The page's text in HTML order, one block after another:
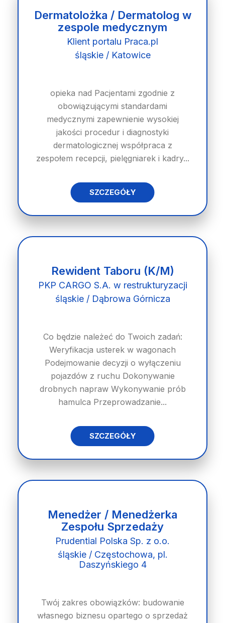
Dermatolożka / Dermatolog w
zespole medycznym
Klient portalu Praca.pl
śląskie / Katowice
opieka nad Pacjentami zgodnie z
obowiązującymi standardami
medycznymi zapewnienie wysokiej
jakości procedur i diagnostyki
dermatologicznej współpraca z
zespołem recepcji, pielęgniarek i kadry...
SZCZEGÓŁY
Rewident Taboru (K/M)
PKP CARGO S.A. w restrukturyzacji
śląskie / Dąbrowa Górnicza
Co będzie należeć do Twoich zadań:
Weryfikacja usterek w wagonach
Podejmowanie decyzji o wyłączeniu
pojazdów z ruchu Dokonywanie
drobnych napraw Wykonywanie prób
hamulca Przeprowadzanie...
SZCZEGÓŁY
Menedżer / Menedżerka
Zespołu Sprzedaży
Prudential Polska Sp. z o.o.
śląskie / Częstochowa, pl.
Daszyńskiego 4
Twój zakres obowiązków: budowanie
własnego biznesu opartego o sprzedaż